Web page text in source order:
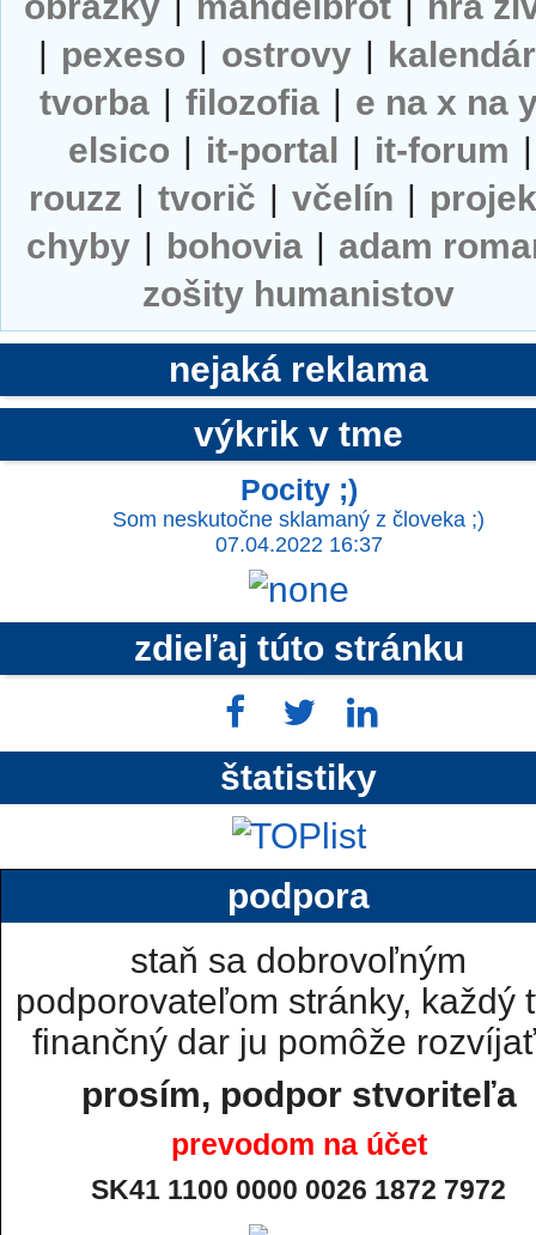
| pexeso | ostrovy | kalendár
tvorba | filozofia | e na x na
elsico | it-portal | it-forum |
rouzz | tvorič | včelín |
chyby | bohovia | adam
zošity humanistov
nejaká reklama
výkrik v tme
Pocity ;)
Som neskutočne sklamaný z človeka ;)
07.04.2022 16:37
zdieľaj túto stránku
štatistiky
podpora
staň sa dobrovoľným
podporovateľom stránky, každý
finančný dar ju pomôže
prosím, podpor stvoriteľa
prevodom na účet
SK41 1100 0000 0026 1872 7972